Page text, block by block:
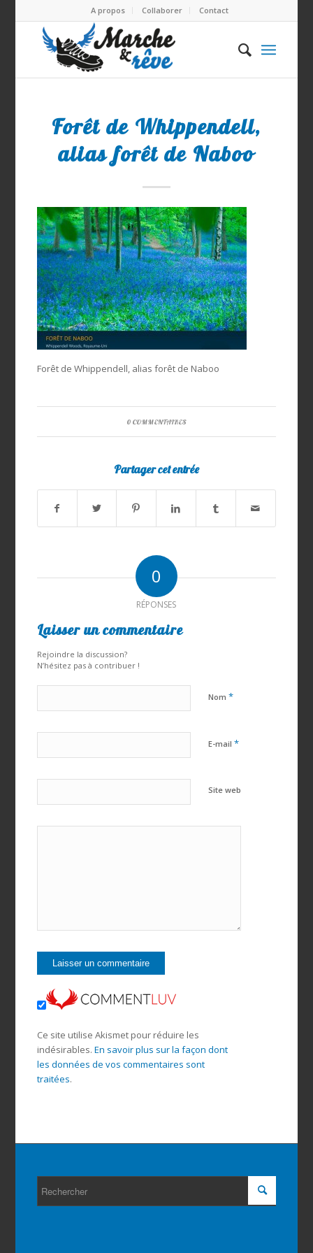
A propos Collaborer Contact
Forêt de Whippendell,
alias forêt de Naboo
Forêt de Whippendell, alias forêt de Naboo
0 COMMENTAIRES
Partager cet entrée
0
RÉPONSES
Laisser un commentaire
Rejoindre la discussion?
N’hésitez pas à contribuer !
Nom *
E-mail *
Site web
Ce site utilise Akismet pour réduire les
indésirables. En savoir plus sur la façon dont
les données de vos commentaires sont
traitées.